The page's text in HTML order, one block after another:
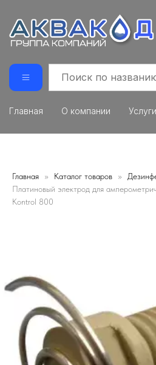
Главная О компании Услуги
Главная Каталог товаров
Платиновый электрод для
Kontrol 800